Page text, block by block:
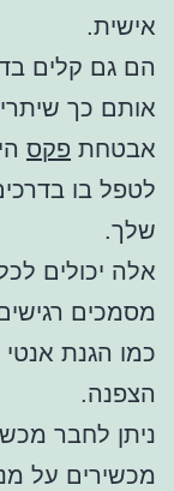
אישית.
הם גם קלים
אותם כך
אבטחת פקס
לטפל בו
שלך.
אלה יכולים
מסמכים
כמו הגנת אנטי
הצפנה.
ניתן לחבר
מכשירים על